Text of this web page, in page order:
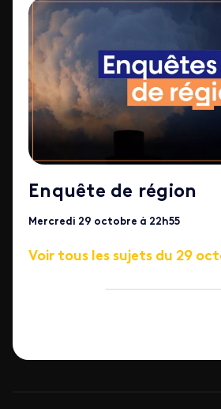
Enquête de région
Mercredi 29 octobre à 22h55
Voir tous les sujets du 29